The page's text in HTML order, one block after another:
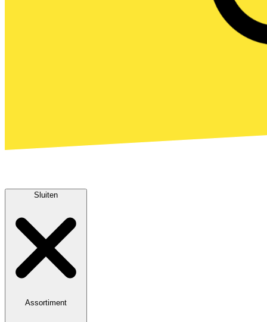
Sluiten
Assortiment